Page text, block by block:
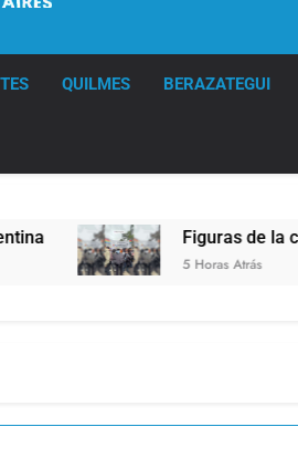
QUILMES BERAZATEGUI
Figuras de la cultura se
5 Horas Atrás